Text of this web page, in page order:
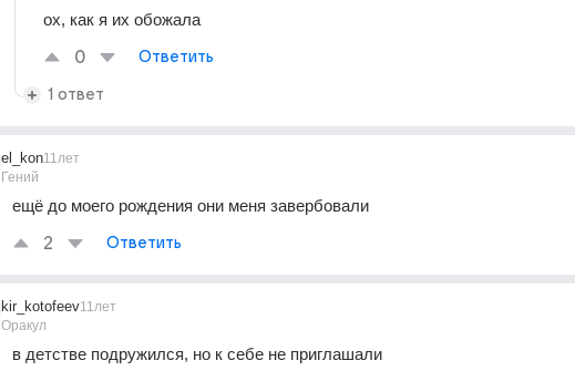
ох, как я их обожала
0 Ответить
1 ответ
el_kon
Гений
11лет
ещё до моего рождения они меня завербовали
2 Ответить
kir_kotofeev
Оракул
11лет
в детстве подружился, но к себе не приглашали